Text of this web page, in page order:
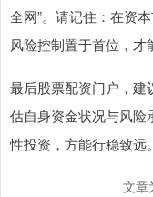
全网”。请记住：在资
风险控制置于首位，才
最后股票配资门户，建
估自身资金状况与风险
性投资，方能行稳致远。
文章